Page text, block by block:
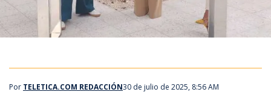
Por TELETICA.COM REDACCIÓN30 de julio de 2025, 8:56 AM